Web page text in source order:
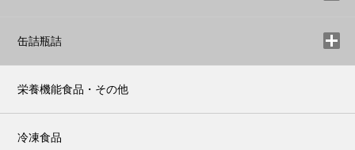
缶詰瓶詰
栄養機能食品・その他
冷凍食品